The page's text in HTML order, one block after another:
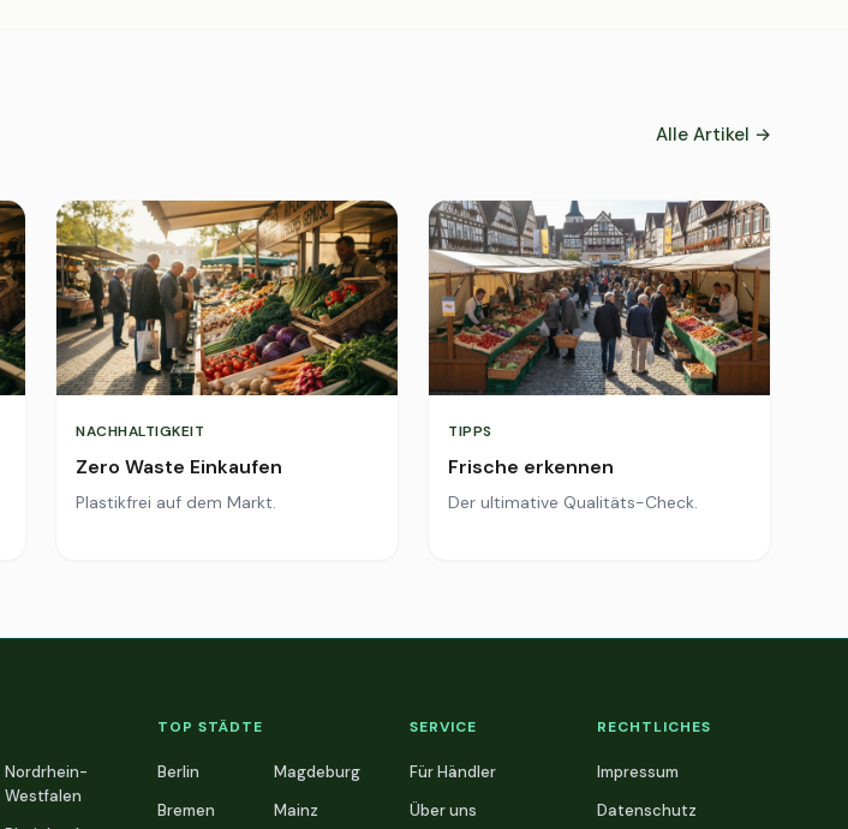
Alle Artikel →
NACHHALTIGKEIT
Zero Waste Einkaufen
Plastikfrei auf dem Markt.
TIPPS
Frische erkennen
Der ultimative Qualitäts-Check.
Nordrhein-
Westfalen
TOP STÄDTE
Berlin
Bremen
Magdeburg
Mainz
SERVICE
Für Händler
Über uns
RECHTLICHES
Impressum
Datenschutz